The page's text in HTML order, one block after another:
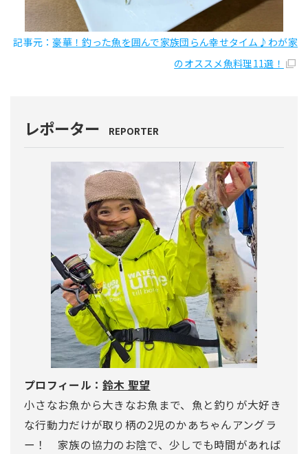
記事元：豪華！釣った魚を囲んで家族団らん幸せタイム♪わが家
のオススメ魚料理11選！
レポーター REPORTER
プロフィール：鈴木 聖望
小さなお魚から大きなお魚まで、魚と釣りが大好き
な行動力だけが取り柄の2児のかあちゃんアングラ
ー！ 家族の協力のお陰で、少しでも時間があれば